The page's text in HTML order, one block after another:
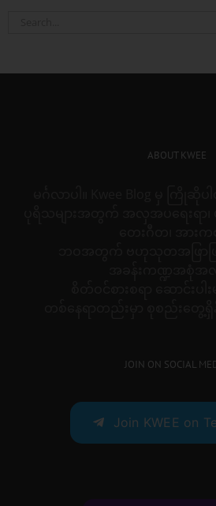
ABOUT KWEE
JOIN ON SOCIAL
Join KWEE on